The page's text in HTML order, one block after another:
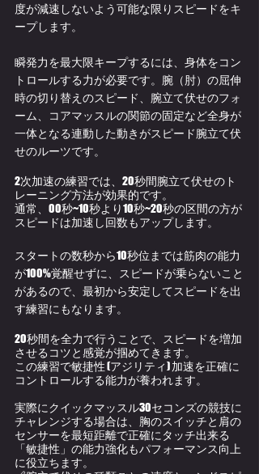
度が減速しないよう可能な限りスピードをキ
ープします。
瞬発力を最大限キープするには、身体をコン
トロールする力が必要です。腕（肘）の屈伸
時の切り替えのスピード、腕立て伏せのフォ
ーム、コアマッスルの関節の固定など全身が
一体となる連動した動きがスピード腕立て伏
せのルーツです。﻿
2次加速の練習では、20秒間腕立て伏せのト
レーニング方法が効果的です。
通常、00秒~10秒より10秒~20秒の区間の方が
スピードは加速し回数もアップします。
スタートの数秒から10秒位までは筋肉の能力
が100%覚醒せずに、スピードが乗らないこと
があるので、最初から安定してスピードを出
す練習にもなります。
20秒間を全力で行うことで、スピードを増加
させるコツと感覚が掴めてきます。
この練習で敏捷性 (アジリティ) 加速を正確に
コントロールする能力が養われます。
実際にクイックマッスル30セコンズの競技に
チャレンジする場合は、胸のスイッチと肩の
センサーを最短距離で正確にタッチ出来る
「敏捷性」の能力強化もパフォーマンス向上
に役立ちます。